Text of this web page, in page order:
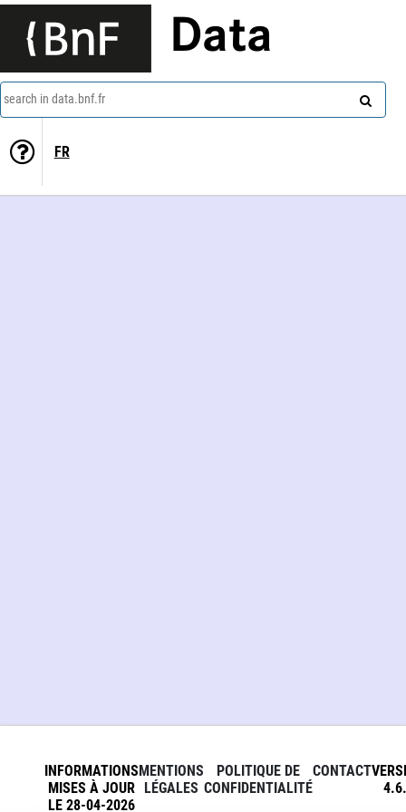
Data
search in data.bnf.fr
FR
INFORMATIONS
MISES À JOUR
LE 28-04-2026
MENTIONS
LÉGALES
POLITIQUE DE
CONFIDENTIALITÉ
CONTACT